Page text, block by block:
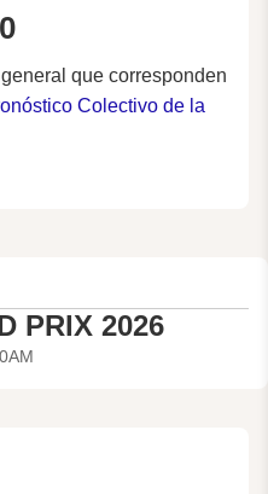
que corresponden
Colectivo de la
PRIX 2026